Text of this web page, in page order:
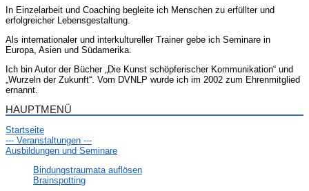
In Einzelarbeit und Coaching begleite ich Menschen zu erfüllter und
erfolgreicher Lebensgestaltung.
Als internationaler und interkultureller Trainer gebe ich Seminare in
Europa, Asien und Südamerika.
Ich bin Autor der Bücher „Die Kunst schöpferischer Kommunikation“ und
„Wurzeln der Zukunft“. Vom DVNLP wurde ich im 2002 zum Ehrenmitglied
ernannt.
HAUPTMENÜ
Startseite
--- Veranstaltungen ---
Ausbildungen und Seminare
Bindungstraumata auflösen
Brainspotting